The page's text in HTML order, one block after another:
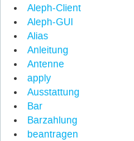
Aleph-Client
Aleph-GUI
Alias
Anleitung
Antenne
apply
Ausstattung
Bar
Barzahlung
beantragen